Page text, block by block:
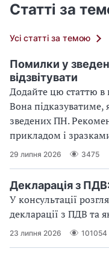
Статті за
Усі статті за темою
Помилки у
відзвітувати
Додайте цю статтю в
Вона
зведених ПН.
прикладом і
29 липня 2026 3475
Декларація з
У консультації
декларації з ПДВ та
23 липня 2026 101054